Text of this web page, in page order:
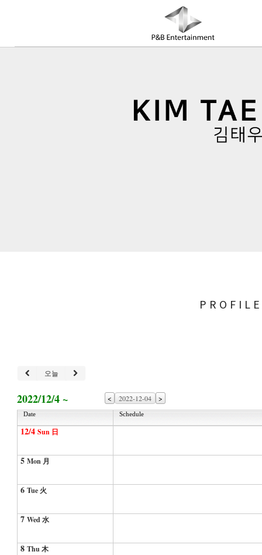
COMPANY
PROFILE
오늘
2022/12/4 ~ < >
Date Schedule
12/4 Sun 日
5 Mon 月
6 Tue 火
7 Wed 水
8 Thu 木